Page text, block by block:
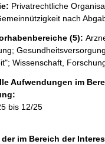
e
r
Privatrechtliche
nach
(5):
Wissenschaft,
Aufwendungen im
bis 12/25
im Bereich der